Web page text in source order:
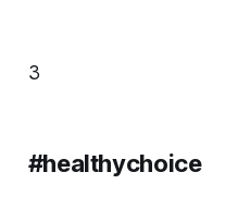
3
#healthychoice